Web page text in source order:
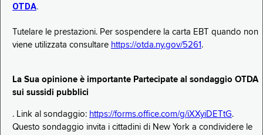
OTDA.
Tutelare le prestazioni. Per sospendere la carta EBT quando non
viene utilizzata consultare https://otda.ny.gov/5261 .
La Sua opinione è importante Partecipate al sondaggio OTDA
sui sussidi pubblici
. Link al sondaggio: https://forms.office.com/g/iXXyiDETtG.
Questo sondaggio invita i cittadini di New York a condividere le